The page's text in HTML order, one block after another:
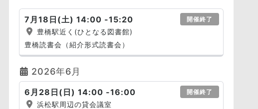
7月18日(土) 14:00 -15:20 開催終了
豊橋駅近く(ひとなる図書館)
豊橋読書会（紹介形式読書会）
2026年6月
6月28日(日) 14:00 -16:00 開催終了
浜松駅周辺の貸会議室